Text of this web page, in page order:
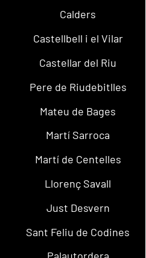
Calders
Castellbell i el Vilar
Castellar del Riu
Pere de Riudebitlles
Mateu de Bages
Martí Sarroca
Martí de Centelles
Llorenç Savall
Just Desvern
Sant Feliu de Codines